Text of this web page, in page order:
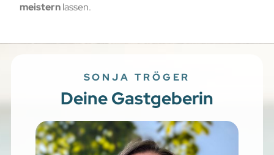
meisternlassen.
SONJA TRÖGER
Deine Gastgeberin